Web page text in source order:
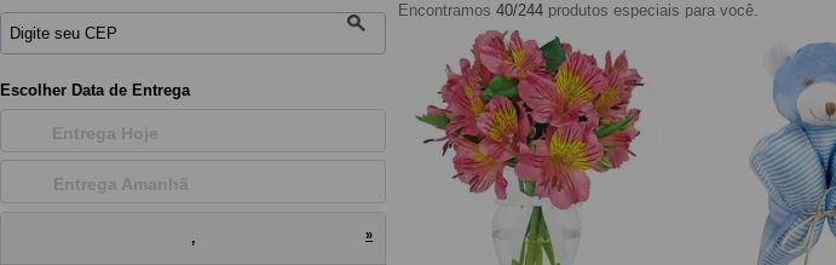
Escolher Data de Entrega
Entrega Hoje
Entrega Amanh
, »
Encontramos40/244 produtos especiais para você.